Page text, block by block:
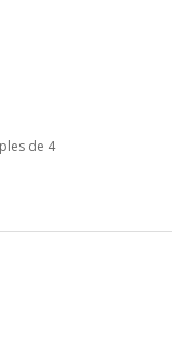
de 4